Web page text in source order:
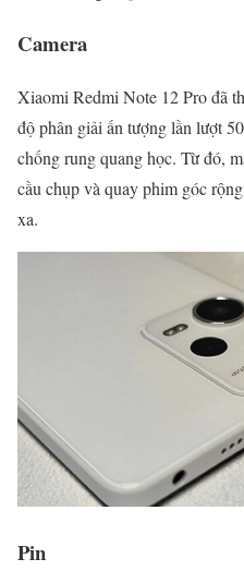
Camera
Xiaomi Redmi Note 12 Pro đã
độ phân giải ấn tượng lần lượt
chống rung quang học. Từ đó,
cầu chụp và quay phim góc
xa.
Pin